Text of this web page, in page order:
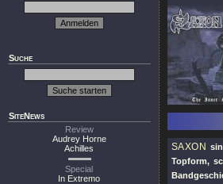
Suche
SiteNews
Review
Audrey Horne
Achilles
Special
In Extremo
SAXON
Topform,